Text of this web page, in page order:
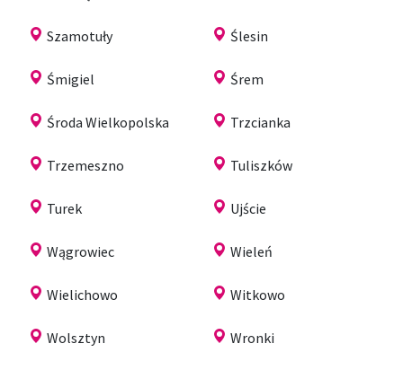
Szamotuły Ślesin
Śmigiel Śrem
Środa Wielkopolska Trzcianka
Trzemeszno Tuliszków
Turek Ujście
Wągrowiec Wieleń
Wielichowo Witkowo
Wolsztyn Wronki